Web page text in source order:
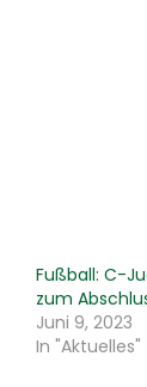
Fußball: C-
zum
Juni 9, 2023
In "Aktuelles"